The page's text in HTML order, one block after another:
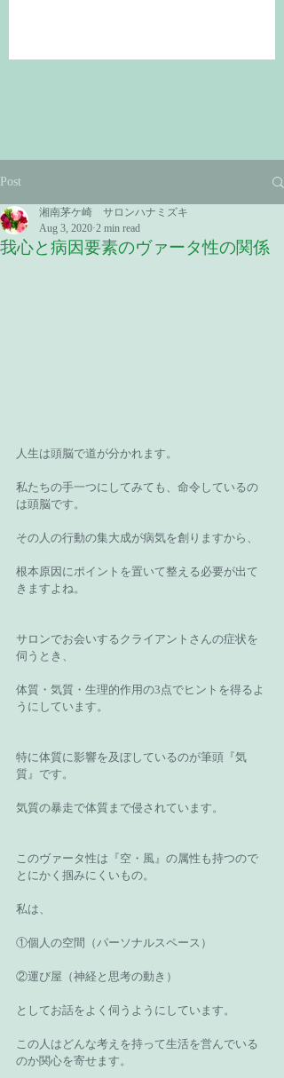
Post
我心と病因要素のヴァータ性の関係
湘南茅ケ崎 サロンハナミズキ
Aug 3, 2020 2 min read
人生は頭脳で道が分かれます。
私たちの手一つにしてみても、命令しているの
は頭脳です。
その人の行動の集大成が病気を創りますから、
根本原因にポイントを置いて整える必要が出て
きますよね。
サロンでお会いするクライアントさんの症状を
伺うとき、
体質・気質・生理的作用の3点でヒントを得るよ
うにしています。
特に体質に影響を及ぼしているのが筆頭『気
質』です。
気質の暴走で体質まで侵されています。
このヴァータ性は『空・風』の属性も持つので
とにかく掴みにくいもの。
私は、
①個人の空間（パーソナルスペース）
②運び屋（神経と思考の動き）
としてお話をよく伺うようにしています。
この人はどんな考えを持って生活を営んでいる
のか関心を寄せます。